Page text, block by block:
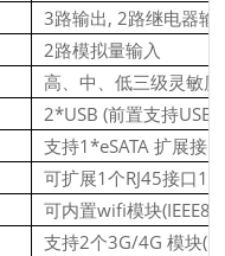
3路输出, 2路继电器输
2路模拟量输入
高、中、低三级灵敏
2*USB (前置支持
支持1*eSATA 扩展接
可扩展1个RJ45接口
可内置wifi模块
支持2个3G/4G 模块